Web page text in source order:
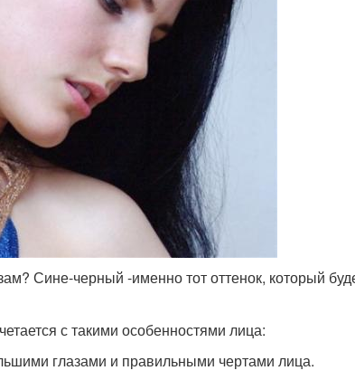
Сине-черный -именно тот оттенок, который
с такими особенностями лица:
глазами и правильными чертами лица.